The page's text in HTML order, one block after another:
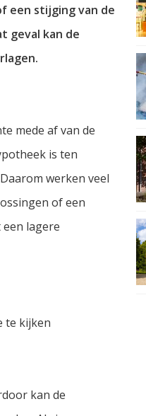
een stijging van de
geval kan de
mede af van de
is ten
werken veel
of een
lagere
te kijken
kan de